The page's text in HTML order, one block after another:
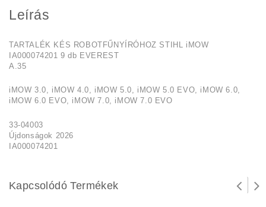
Leírás
TARTALÉK KÉS ROBOTFŰNYÍRÓHOZ STIHL iMOW
IA000074201 9 db EVEREST
A.35
iMOW 3.0, iMOW 4.0, iMOW 5.0, iMOW 5.0 EVO, iMOW 6.0,
iMOW 6.0 EVO, iMOW 7.0, iMOW 7.0 EVO
33-04003
Újdonságok 2026
IA000074201
Kapcsolódó Termékek